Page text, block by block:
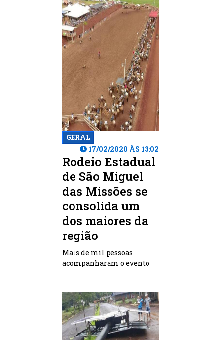
GERAL
17/02/2020 ÀS 13:02
Rodeio Estadual
de São Miguel
das Missões se
consolida um
dos maiores da
região
Mais de mil pessoas
acompanharam o evento